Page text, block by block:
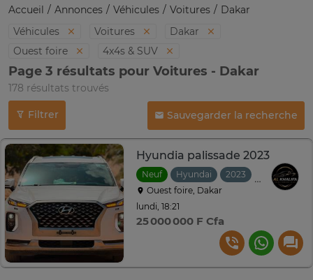
Accueil Annonces Véhicules Voitures
Dakar
Véhicules
Voitures
Dakar
Ouest foire
4x4s & SUV
Page 3 résultats pour Voitures - Dakar
178 résultats trouvés
Filtrer Sauvegarder la recherche
Hyundia palissade 2023
Neuf Hyundai 2023
Ouest foire, Dakar
lundi, 18:21
25 000 000 F Cfa